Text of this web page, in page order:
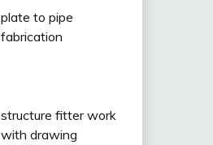
plate to pipe
fabrication
structure fitter work
with drawing